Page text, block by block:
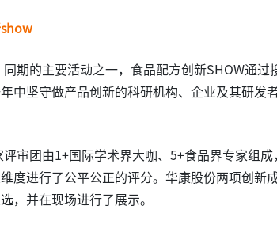
期的主要活动之一，食品配方创新SHOW通过
中坚守做产品创新的科研机构、企业及其研发
审团由1+国际学术界大咖、5+食品界专家组
度进行了公平公正的评分。华康股份两项创
，并在现场进行了展示。